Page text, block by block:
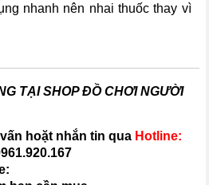
nhanh nên nhai thuốc thay vì
TẠI SHOP ĐỒ CHƠI NGƯỜI
hoặt nhắn tin qua Hotline: